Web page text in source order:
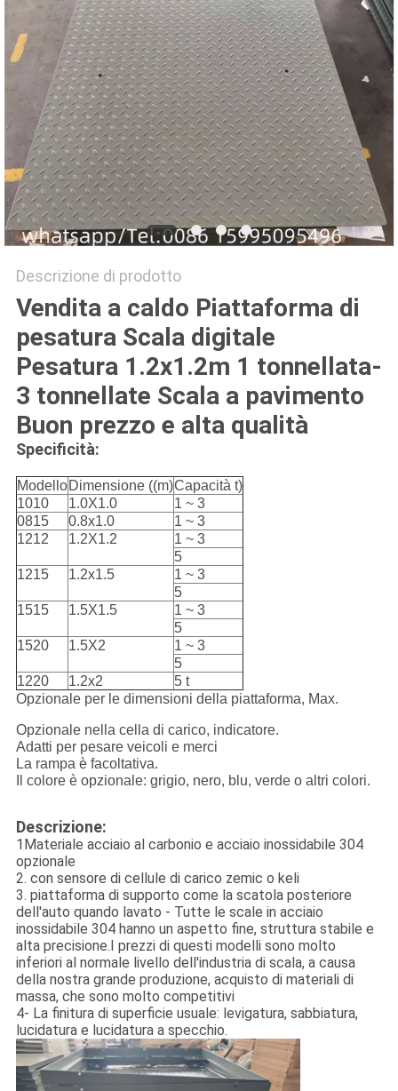
PRIVACY
POLICY
Descrizione di prodotto
Vendita a caldo Piattaforma di
pesatura Scala digitale
Pesatura 1.2x1.2m 1 tonnellata-
3 tonnellate Scala a pavimento
Buon prezzo e alta qualità
Specificità:
ModelloDimensione ((m)Capacità t)
1010
1.0X1.0
1 ~ 3
0815
0.8x1.0
1 ~ 3
1212
1.2X1.2
1 ~ 3
5
1215
1.2x1.5
1 ~ 3
5
1515
1.5X1.5
1 ~ 3
5
1520
1.5X2
1 ~ 3
5
1220
1.2x2
5 t
Opzionale per le dimensioni della piattaforma, Max.
Opzionale nella cella di carico, indicatore.
Adatti per pesare veicoli e merci
La rampa è facoltativa.
Il colore è opzionale: grigio, nero, blu, verde o altri colori.
Descrizione:
1Materiale acciaio al carbonio e acciaio inossidabile 304
opzionale
2. con sensore di cellule di carico zemic o keli
3. piattaforma di supporto come la scatola posteriore
dell'auto quando lavato - Tutte le scale in acciaio
inossidabile 304 hanno un aspetto fine, struttura stabile e
alta precisione.I prezzi di questi modelli sono molto
inferiori al normale livello dell'industria di scala, a causa
della nostra grande produzione, acquisto di materiali di
massa, che sono molto competitivi
4- La finitura di superficie usuale: levigatura, sabbiatura,
lucidatura e lucidatura a specchio.